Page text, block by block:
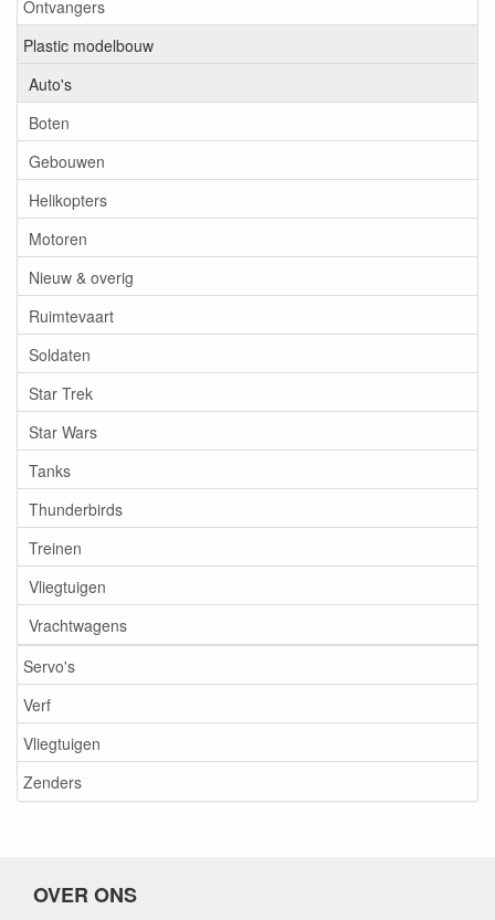
Ontvangers
Plastic modelbouw
Auto's
Boten
Gebouwen
Helikopters
Motoren
Nieuw & overig
Ruimtevaart
Soldaten
Star Trek
Star Wars
Tanks
Thunderbirds
Treinen
Vliegtuigen
Vrachtwagens
Servo's
Verf
Vliegtuigen
Zenders
OVER ONS